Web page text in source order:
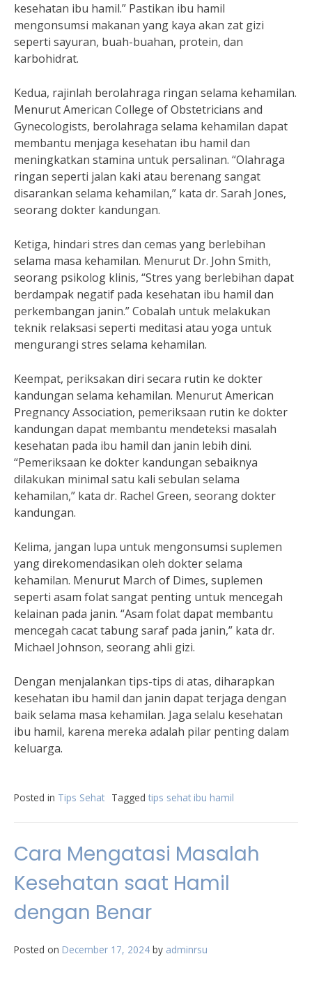
kesehatan ibu hamil.” Pastikan ibu hamil
mengonsumsi makanan yang kaya akan zat gizi
seperti sayuran, buah-buahan, protein, dan
karbohidrat.
Kedua, rajinlah berolahraga ringan selama kehamilan.
Menurut American College of Obstetricians and
Gynecologists, berolahraga selama kehamilan dapat
membantu menjaga kesehatan ibu hamil dan
meningkatkan stamina untuk persalinan. “Olahraga
ringan seperti jalan kaki atau berenang sangat
disarankan selama kehamilan,” kata dr. Sarah Jones,
seorang dokter kandungan.
Ketiga, hindari stres dan cemas yang berlebihan
selama masa kehamilan. Menurut Dr. John Smith,
seorang psikolog klinis, “Stres yang berlebihan dapat
berdampak negatif pada kesehatan ibu hamil dan
perkembangan janin.” Cobalah untuk melakukan
teknik relaksasi seperti meditasi atau yoga untuk
mengurangi stres selama kehamilan.
Keempat, periksakan diri secara rutin ke dokter
kandungan selama kehamilan. Menurut American
Pregnancy Association, pemeriksaan rutin ke dokter
kandungan dapat membantu mendeteksi masalah
kesehatan pada ibu hamil dan janin lebih dini.
“Pemeriksaan ke dokter kandungan sebaiknya
dilakukan minimal satu kali sebulan selama
kehamilan,” kata dr. Rachel Green, seorang dokter
kandungan.
Kelima, jangan lupa untuk mengonsumsi suplemen
yang direkomendasikan oleh dokter selama
kehamilan. Menurut March of Dimes, suplemen
seperti asam folat sangat penting untuk mencegah
kelainan pada janin. “Asam folat dapat membantu
mencegah cacat tabung saraf pada janin,” kata dr.
Michael Johnson, seorang ahli gizi.
Dengan menjalankan tips-tips di atas, diharapkan
kesehatan ibu hamil dan janin dapat terjaga dengan
baik selama masa kehamilan. Jaga selalu kesehatan
ibu hamil, karena mereka adalah pilar penting dalam
keluarga.
Posted in Tips Sehat Tagged tips sehat ibu hamil
Cara Mengatasi Masalah
Kesehatan saat Hamil
dengan Benar
Posted on December 17, 2024 by adminrsu